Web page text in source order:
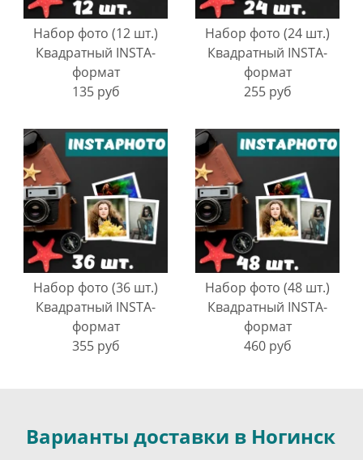
Набор фото (12 шт.)
Квадратный INSTA-
формат
135 руб
Набор фото (24 шт.)
Квадратный INSTA-
формат
255 руб
Набор фото (36 шт.)
Квадратный INSTA-
формат
355 руб
Набор фото (48 шт.)
Квадратный INSTA-
формат
460 руб
Варианты доставки в Ногинск